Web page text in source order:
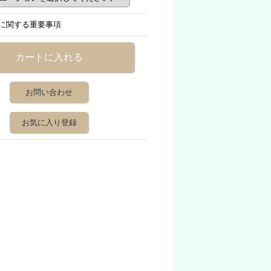
関する重要事項
お問い合わせ
お気に入り登録